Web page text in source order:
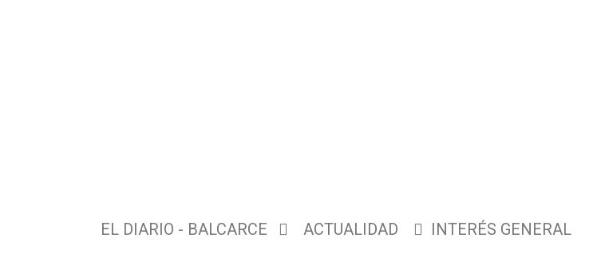
EL DIARIO - BALCARCE ACTUALIDAD INTERÉS GENERAL